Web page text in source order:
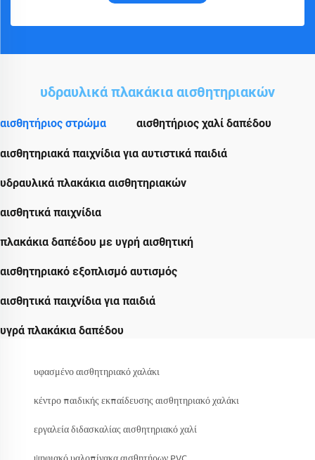
υδραυλικά πλακάκια αισθητηριακών
αισθητήριος στρώμα αισθητήριος χαλί δαπέδου
αισθητηριακά παιχνίδια για αυτιστικά παιδιά
υδραυλικά πλακάκια αισθητηριακών
αισθητικά παιχνίδια
πλακάκια δαπέδου με υγρή αισθητική
αισθητηριακό εξοπλισμό αυτισμός
αισθητικά παιχνίδια για παιδιά
υγρά πλακάκια δαπέδου
υφασμένο αισθητηριακό χαλάκι
κέντρο παιδικής εκπαίδευσης αισθητηριακό χαλάκι
εργαλεία διδασκαλίας αισθητηριακό χαλί